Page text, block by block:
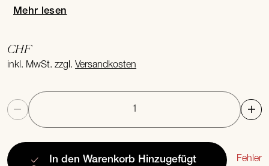
Mehr lesen
CHF
inkl. MwSt. zzgl.Versandkosten
Anzahl
In den Warenkorb Hinzugefügt Fehler